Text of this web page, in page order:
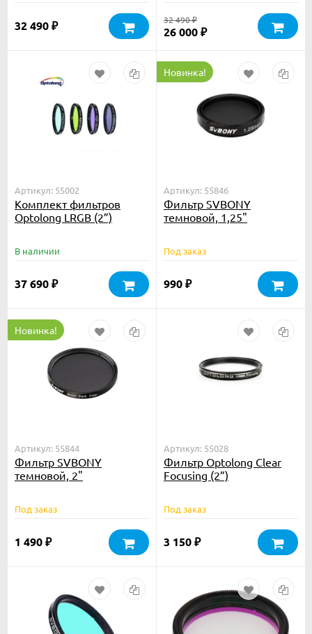
32 490 ₽
32 490₽
26 000 ₽
Артикул: 55002
Комплект фильтров
Optolong LRGB (2”)
В наличии
37 690 ₽
Новинка!
Артикул: 55846
Фильтр SVBONY
темновой, 1,25"
Под заказ
990 ₽
Новинка!
Артикул: 55844
Фильтр SVBONY
темновой, 2"
Под заказ
1 490 ₽
Артикул: 55028
Фильтр Optolong Clear
Focusing (2”)
Под заказ
3 150 ₽